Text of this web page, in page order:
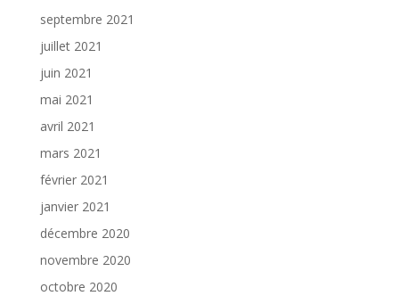
septembre 2021
juillet 2021
juin 2021
mai 2021
avril 2021
mars 2021
février 2021
janvier 2021
décembre 2020
novembre 2020
octobre 2020